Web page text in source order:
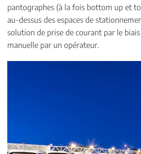
pantographes (à la fois bottom up et
au-dessus des espaces de
solution de prise de courant par le biais
manuelle par un opérateur.